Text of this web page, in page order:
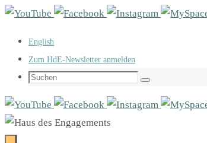
Zum
springen
English
Zum HdE-Newsletter anmelden
Suchen
Suchen